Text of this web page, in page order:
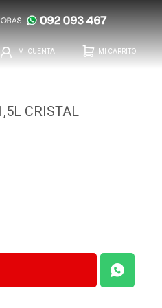
CRISTAL